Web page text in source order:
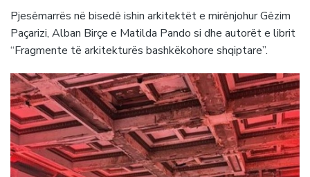
Pjesëmarrës në bisedë ishin arkitektët e mirënjohur Gëzim
Paçarizi, Alban Birçe e Matilda Pando si dhe autorët e librit
“Fragmente të arkitekturës bashkëkohore shqiptare”.